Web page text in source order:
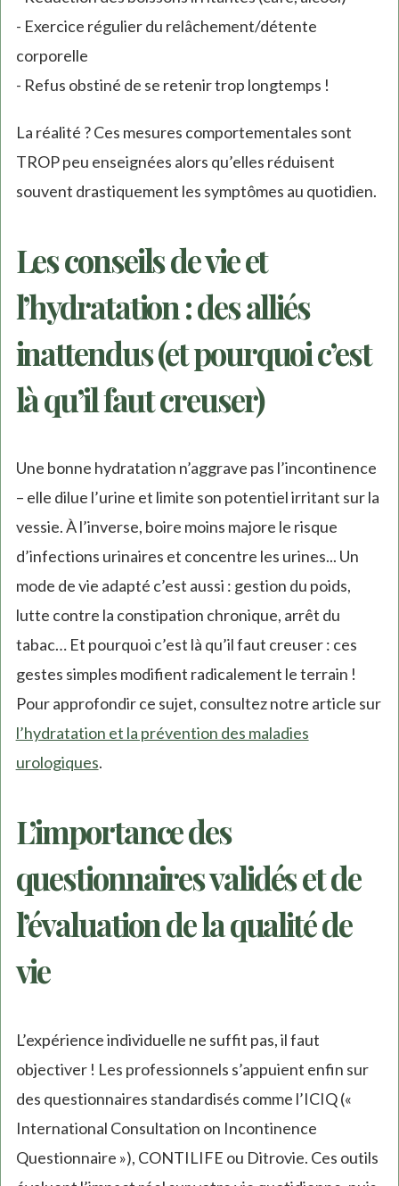
- Exercice régulier du relâchement/détente
corporelle
- Refus obstiné de se retenir trop longtemps !
La réalité ? Ces mesures comportementales sont
TROP peu enseignées alors qu’elles réduisent
souvent drastiquement les symptômes au quotidien.
Les conseils de vie et
l’hydratation : des alliés
inattendus (et pourquoi c’est
là qu’il faut creuser)
Une bonne hydratation n’aggrave pas l’incontinence
– elle dilue l’urine et limite son potentiel irritant sur la
vessie. À l’inverse, boire moins majore le risque
d’infections urinaires et concentre les urines... Un
mode de vie adapté c’est aussi : gestion du poids,
lutte contre la constipation chronique, arrêt du
tabac… Et pourquoi c’est là qu’il faut creuser : ces
gestes simples modifient radicalement le terrain !
Pour approfondir ce sujet, consultez notre article sur
l’hydratation et la prévention des maladies
urologiques.
L’importance des
questionnaires validés et de
l’évaluation de la qualité de
vie
L’expérience individuelle ne suffit pas, il faut
objectiver ! Les professionnels s’appuient enfin sur
des questionnaires standardisés comme l’ICIQ («
International Consultation on Incontinence
Questionnaire »), CONTILIFE ou Ditrovie. Ces outils